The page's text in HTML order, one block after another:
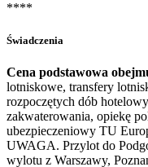
****
Świadczenia
Cena podstawowa
lotniskowe, transfery
rozpoczętych dób
zakwaterowania, opiekę
ubezpieczeniowy TU
UWAGA. Przylot do
wylotu z Warszawy,